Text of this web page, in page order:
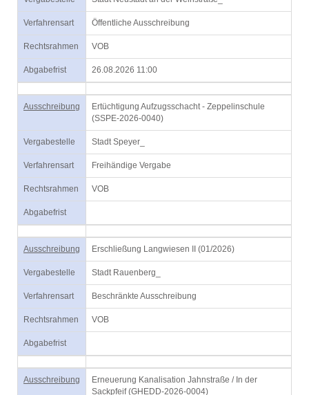
Verfahrensart Öffentliche Ausschreibung
Rechtsrahmen VOB
Abgabefrist 26.08.2026 11:00
Ausschreibung
Ertüchtigung Aufzugsschacht - Zeppelinschule
(SSPE-2026-0040)
Vergabestelle Stadt Speyer_
Verfahrensart Freihändige Vergabe
Rechtsrahmen VOB
Abgabefrist
Ausschreibung Erschließung Langwiesen II (01/2026)
Vergabestelle Stadt Rauenberg_
Verfahrensart Beschränkte Ausschreibung
Rechtsrahmen VOB
Abgabefrist
Ausschreibung
Erneuerung Kanalisation Jahnstraße / In der
Sackpfeif (GHEDD-2026-0004)